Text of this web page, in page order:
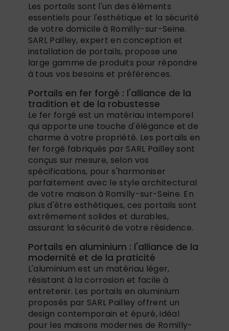
Les portails sont l'un des éléments
essentiels pour l'esthétique et la sécurité
de votre domicile à Romilly-sur-Seine.
SARL Pailley, expert en conception et
installation de portails, propose une
large gamme de produits pour répondre
à tous vos besoins et préférences.
Portails en fer forgé : l'alliance de la
tradition et de la robustesse
Le fer forgé est un matériau intemporel
qui apporte une touche d'élégance et de
charme à votre propriété. Les portails en
fer forgé fabriqués par SARL Pailley sont
conçus sur mesure, selon vos
spécifications, pour s'harmoniser
parfaitement avec le style architectural
de votre maison à Romilly-sur-Seine. En
plus d'être esthétiques, ces portails sont
extrêmement solides et durables,
assurant la sécurité de votre résidence.
Portails en aluminium : l'alliance de la
modernité et de la praticité
L'aluminium est un matériau léger,
résistant à la corrosion et facile à
entretenir. Les portails en aluminium
proposés par SARL Pailley offrent un
design contemporain et épuré, idéal
pour les maisons modernes de Romilly-